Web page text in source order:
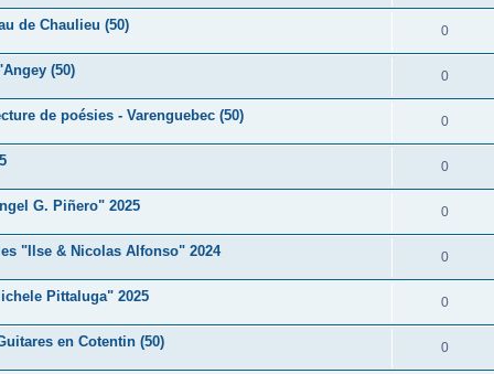
e
s
s
e
s
o
s
e
s
p
o
s
e
s
de Chaulieu (50) 0R
é
o
n
s
s
(50) 0R
é
o
n
s
s
de poésies - Varenguebec (50) 0R
é
o
n
s
s
0R
é
o
n
s
s
G. Piñero" 2025 0R
é
o
n
s
"Ilse & Nicolas Alfonso" 2024 0R
é
o
n
Pittaluga" 2025 0R
é
en Cotentin (50) 0R